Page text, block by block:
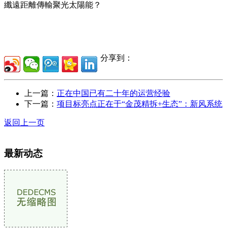
纖遠距離傳輸聚光太陽能？
分享到：
上一篇： 正在中国已有二十年的运营经验
下一篇： 项目标亮点正在于“金茂精拆+生态”：新风系统
返回上一页
最新动态